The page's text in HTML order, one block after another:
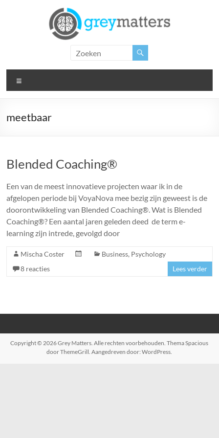
Matters
Insight.
Inspiration.
meetbaar
Blended Coaching®
Een van de meest innovatieve projecten waar ik in de
afgelopen periode bij VoyaNova mee bezig zijn geweest is de
doorontwikkeling van Blended Coaching®. Wat is Blended
Coaching®? Een aantal jaren geleden deed de term e-
learning zijn intrede, gevolgd door
Mischa Coster Business, Psychology
8 reacties
Lees verder
Copyright © 2026Grey Matters. Alle rechten voorbehouden. ThemaSpacious
door ThemeGrill. Aangedreven door:WordPress.